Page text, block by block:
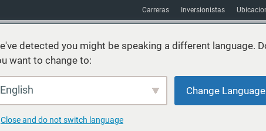
Carreras Inversionistas
Sostenibilidad
detected you might be speaking a different language.
want to change to:
English Change Language
Close and do not switch language